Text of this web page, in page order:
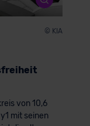
© KIA
von 10,6
mit seinen